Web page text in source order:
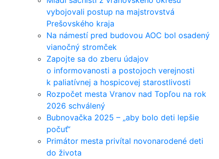
vybojovali postup na majstrovstvá
Prešovského kraja
Na námestí pred budovou AOC bol osadený
vianočný stromček
Zapojte sa do zberu údajov
o informovanosti a postojoch verejnosti
k paliatívnej a hospicovej starostlivosti
Rozpočet mesta Vranov nad Topľou na rok
2026 schválený
Bubnovačka 2025 – „aby bolo deti lepšie
počuť“
Primátor mesta privítal novonarodené deti
do života